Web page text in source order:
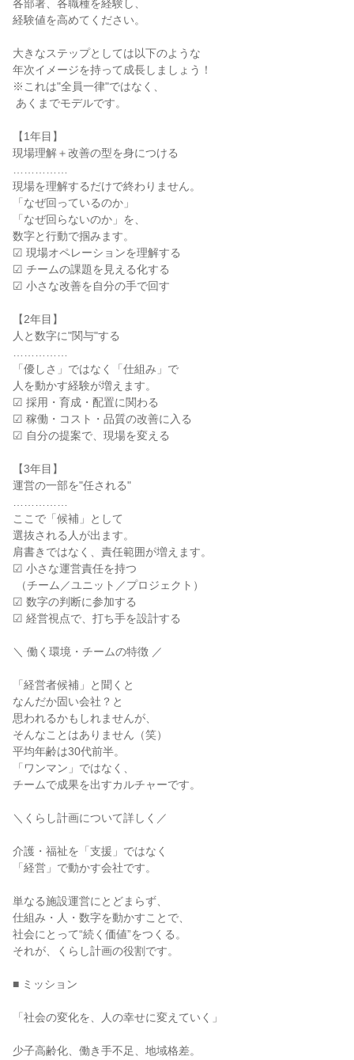
各部署、各職種を経験し、
経験値を高めてください。
大きなステップとしては以下のような
年次イメージを持って成長しましょう！
※これは"全員一律"ではなく、
【1年目】
現場理解＋改善の型を身につける
現場を理解するだけで終わりません。
「なぜ回っているのか」
「なぜ回らないのか」を、
数字と行動で掴みます。
☑ 現場オペレーションを理解する
☑ チームの課題を見える化する
☑ 小さな改善を自分の手で回す
【2年目】
人と数字に"関与"する
「優しさ」ではなく「仕組み」で
人を動かす経験が増えます。
☑ 採用・育成・配置に関わる
☑ 稼働・コスト・品質の改善に入る
☑ 自分の提案で、現場を変える
【3年目】
運営の一部を"任される"
ここで「候補」として
選抜される人が出ます。
肩書きではなく、責任範囲が増えます。
☑ 小さな運営責任を持つ
☑ 数字の判断に参加する
☑ 経営視点で、打ち手を設計する
＼ 働く環境・チームの特徴 ／
「経営者候補」と聞くと
なんだか固い会社？と
思われるかもしれませんが、
そんなことはありません（笑）
平均年齢は30代前半。
「ワンマン」ではなく、
チームで成果を出すカルチャーです。
＼くらし計画について詳しく／
介護・福祉を「支援」ではなく
「経営」で動かす会社です。
単なる施設運営にとどまらず、
仕組み・人・数字を動かすことで、
社会にとって“続く価値”をつくる。
それが、くらし計画の役割です。
■ ミッション
「社会の変化を、人の幸せに変えていく」
少子高齢化、働き手不足、地域格差。